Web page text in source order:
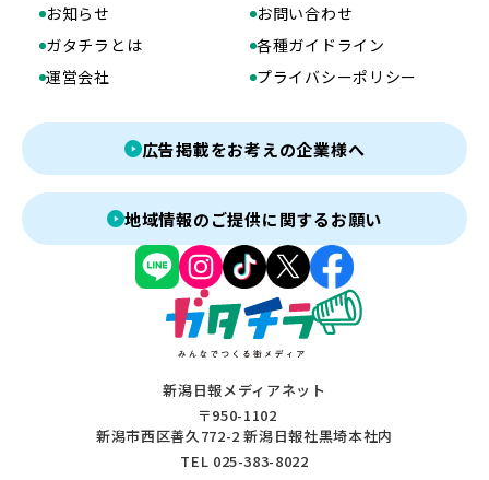
新潟日報メディアネット
〒950-1102
新潟市西区善久772-2 新潟日報社黒埼本社内
TEL 025-383-8022
お知らせ
お問い合わせ
ガタチラとは
各種ガイドライン
運営会社
プライバシーポリシー
広告掲載をお考えの企業様へ
地域情報のご提供に関するお願い